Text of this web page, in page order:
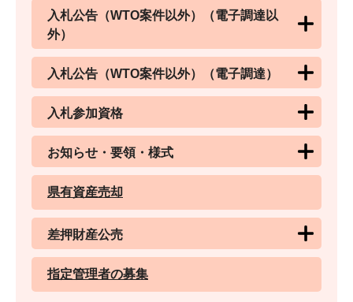
入札公告（WTO案件以外）（電子調達以
外）
入札公告（WTO案件以外）（電子調達）
入札参加資格
お知らせ・要領・様式
県有資産売却
差押財産公売
指定管理者の募集